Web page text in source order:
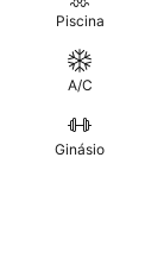
Piscina
A/C
Ginásio